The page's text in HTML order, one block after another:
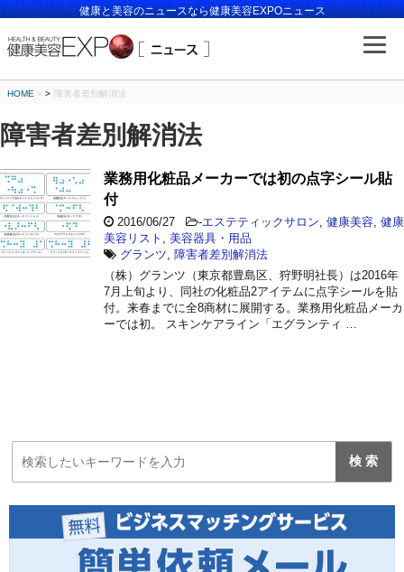
健康と美容のニュースなら健康美容EXPOニュース
HOME > 障害者差別解消法
障害者差別解消法
業務用化粧品メーカーでは初の点字シール貼
付
2016/06/27 -エステティックサロン 健康美容 健康
美容リスト
美容器具・用品
グランツ
障害者差別解消法
（株）グランツ（東京都豊島区、狩野明社長）は2016年
7月上旬より、同社の化粧品2アイテムに点字シールを貼
付。来春までに全8商材に展開する。業務用化粧品メーカ
ーでは初。 スキンケアライン「エグランティ …